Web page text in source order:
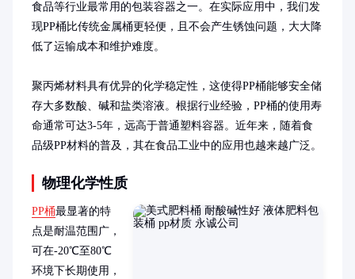
食品等行业最常用的包装容器之一。在实际应用中，我们发
现PP桶比传统金属桶更轻便，且不会产生锈蚀问题，大大降
低了运输成本和维护难度。
聚丙烯材料具有优异的化学稳定性，这使得PP桶能够安全储
存大多数酸、碱和盐类溶液。根据行业经验，PP桶的使用寿
命通常可达3-5年，远高于普通塑料容器。近年来，随着食
品级PP材料的普及，其在食品工业中的应用也越来越广泛。
物理化学性质
PP桶最显著的特
点是耐温范围广，
可在-20℃至80℃
环境下长期使用，